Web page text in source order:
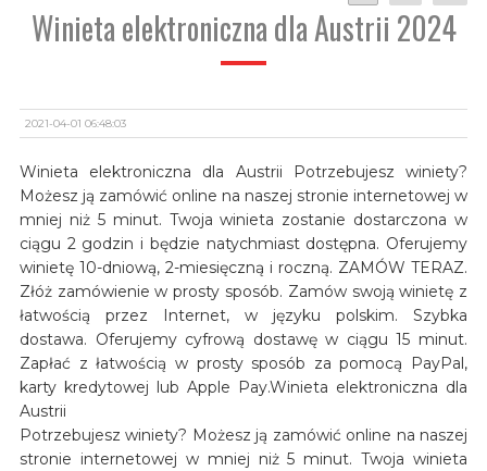
Winieta elektroniczna dla Austrii 2024
2021-04-01 06:48:03
Winieta elektroniczna dla Austrii Potrzebujesz winiety?
Możesz ją zamówić online na naszej stronie internetowej w
mniej niż 5 minut. Twoja winieta zostanie dostarczona w
ciągu 2 godzin i będzie natychmiast dostępna. Oferujemy
winietę 10-dniową, 2-miesięczną i roczną. ZAMÓW TERAZ.
Złóż zamówienie w prosty sposób. Zamów swoją winietę z
łatwością przez Internet, w języku polskim. Szybka
dostawa. Oferujemy cyfrową dostawę w ciągu 15 minut.
Zapłać z łatwością w prosty sposób za pomocą PayPal,
karty kredytowej lub Apple Pay.Winieta elektroniczna dla
Austrii
Potrzebujesz winiety? Możesz ją zamówić online na naszej
stronie internetowej w mniej niż 5 minut. Twoja winieta